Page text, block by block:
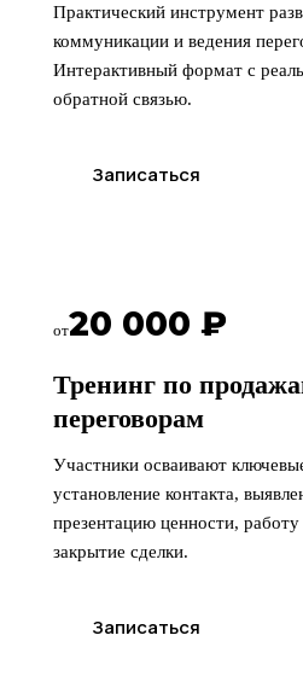
Практический инструмент
коммуникации и ведения
Интерактивный формат с
обратной связью.
Записаться
от20 000 ₽
Тренинг по
переговорам
Участники осваивают
установление контакта,
презентацию ценности,
закрытие сделки.
Записаться